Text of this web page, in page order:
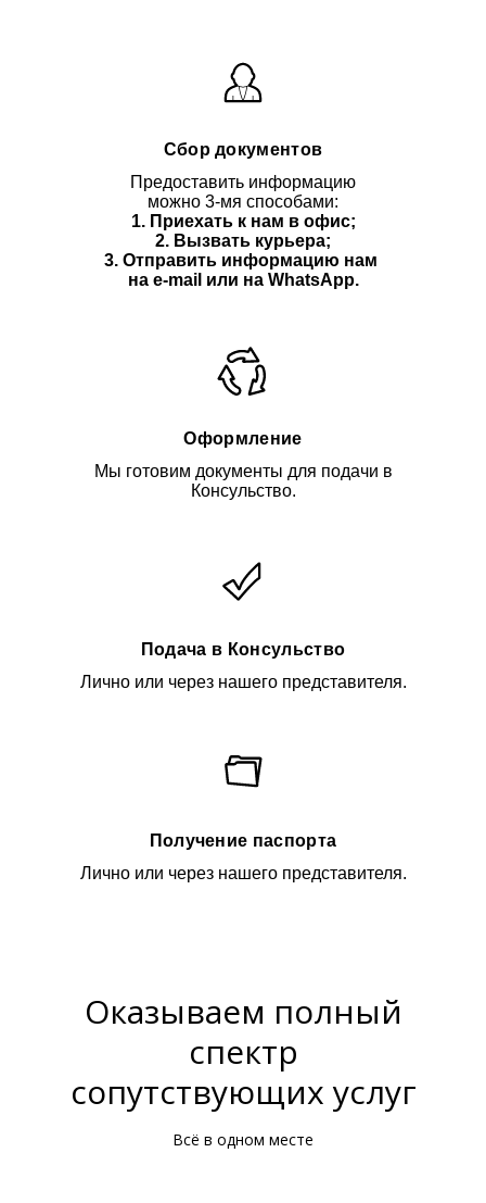
Сбор документов
Предоставить информацию
можно 3-мя способами:
1. Приехать к нам в офис;
2. Вызвать курьера;
3. Отправить информацию нам
на e-mail или на WhatsApp.
Оформление
Мы готовим документы для подачи в
Консульство.
Подача в Консульство
Лично или через нашего представителя.
Получение паспорта
Лично или через нашего представителя.
Оказываем полный
спектр
сопутствующих услуг
Всё в одном месте